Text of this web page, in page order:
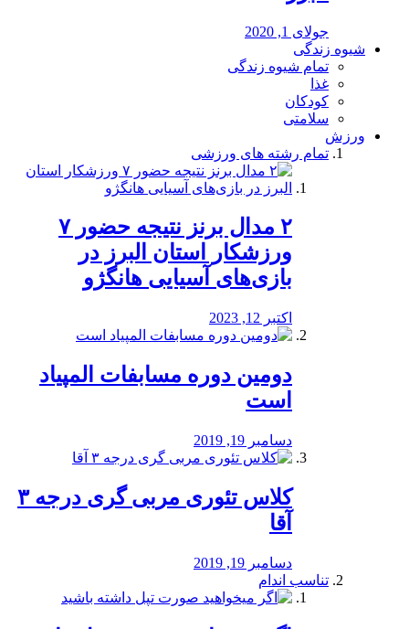
جولای 1, 2020
شیوه زندگی
تمام شیوه زندگی
غذا
کودکان
سلامتی
ورزش
تمام رشته های ورزشی
۲ مدال برنز نتیجه حضور ۷
ورزشکار استان البرز در
بازی‌های آسیایی هانگژو
اکتبر 12, 2023
دومین دوره مسابفات المپیاد
است
دسامبر 19, 2019
کلاس تئوری مربی گری درجه ۳
آقا
دسامبر 19, 2019
تناسب اندام